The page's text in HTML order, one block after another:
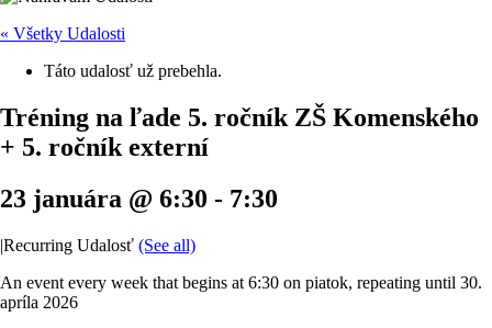
« Všetky Udalosti
Táto udalosť už prebehla.
Tréning na ľade 5. ročník ZŠ Komenského
+ 5. ročník externí
23 januára @ 6:30 - 7:30
|Recurring Udalosť (See all)
An event every week that begins at 6:30 on piatok, repeating until 30.
apríla 2026